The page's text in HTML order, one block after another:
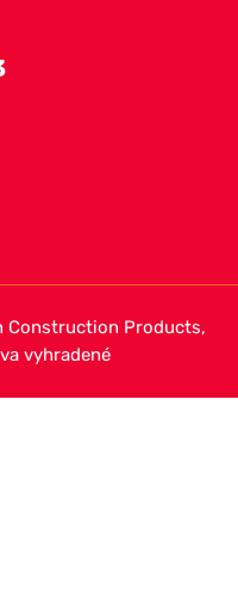
Construction Products,
vyhradené